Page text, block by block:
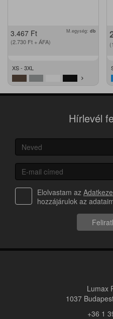
3.467 Ft
(2.730 Ft + ÁFA)
M.egység: db
XS - 3XL
Hírlevél
Elolvastam az
hozzájárulok az
Lumax
1037
+36 1